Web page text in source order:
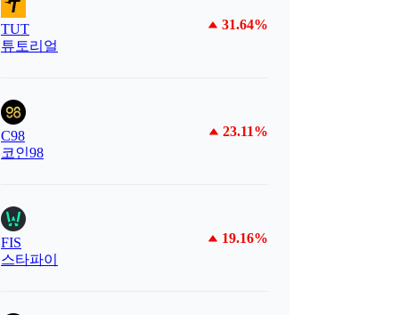
TUT
튜토리얼
31.64%
C98
코인98
23.11%
FIS
스타파이
19.16%